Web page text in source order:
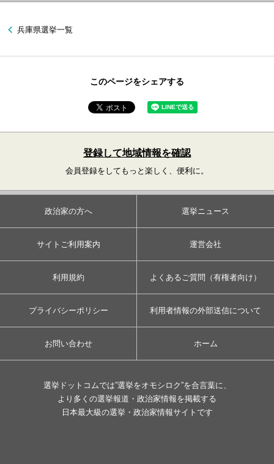
兵庫県選挙一覧
このページをシェアする
登録して地域情報を確認
会員登録をしてもっと楽しく、便利に。
政治家の方へ 選挙ニュース
サイトご利用案内 運営会社
利用規約 よくあるご質問（有権者向け）
プライバシーポリシー 利用者情報の外部送信について
お問い合わせ ホーム
選挙ドットコムでは”選挙をオモシロク”を合言葉に、
より多くの選挙報道・政治家情報を掲載する
日本最大級の選挙・政治家情報サイトです